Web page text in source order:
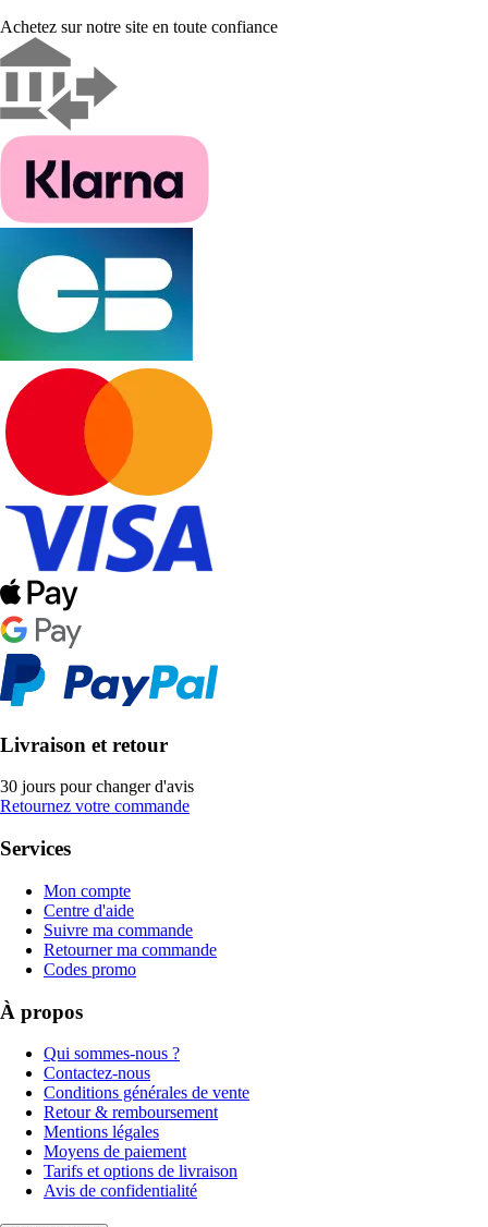
Achetez sur notre site en toute confiance
Livraison et retour
30 jours pour changer d'avis
Retournez votre commande
Services
Mon compte
Centre d'aide
Suivre ma commande
Retourner ma commande
Codes promo
À propos
Qui sommes-nous ?
Contactez-nous
Conditions générales de vente
Retour & remboursement
Mentions légales
Moyens de paiement
Tarifs et options de livraison
Avis de confidentialité